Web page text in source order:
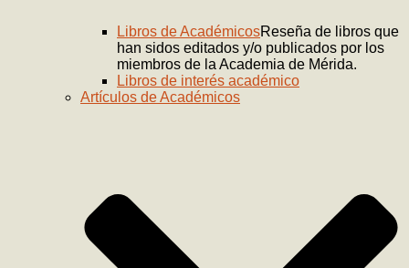
Libros de AcadémicosReseña de libros que
han sidos editados y/o publicados por los
miembros de la Academia de Mérida.
Libros de interés académico
Artículos de Académicos